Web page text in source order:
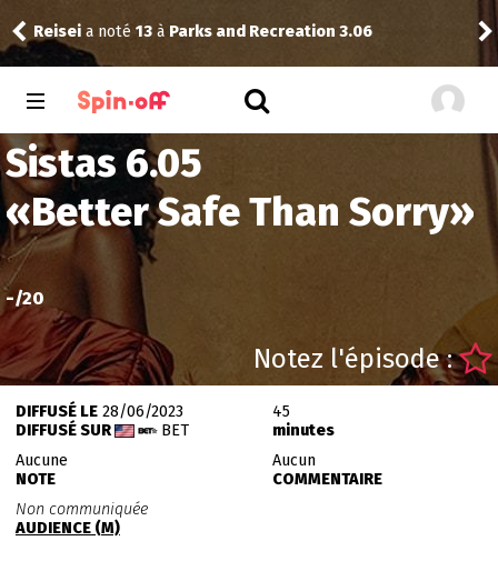
Reisei a noté 13 à Parks and Recreation 3.06
Sistas 6.05
«Better Safe Than Sorry»
-/20
Notez l'épisode :
DIFFUSÉ LE28/06/2023
DIFFUSÉ SUR
BET
45
minutes
Aucune
NOTE
Aucun
COMMENTAIRE
Non communiquée
AUDIENCE (M)